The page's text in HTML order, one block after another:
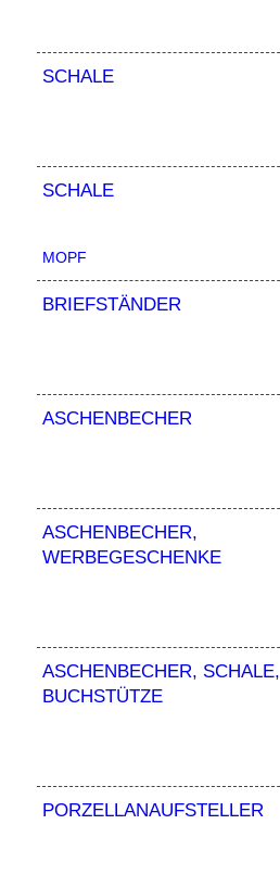
SCHALE
SCHALE
MOPF
BRIEFSTÄNDER
ASCHENBECHER
ASCHENBECHER,
WERBEGESCHENKE
ASCHENBECHER, SCHALE,
BUCHSTÜTZE
PORZELLANAUFSTELLER